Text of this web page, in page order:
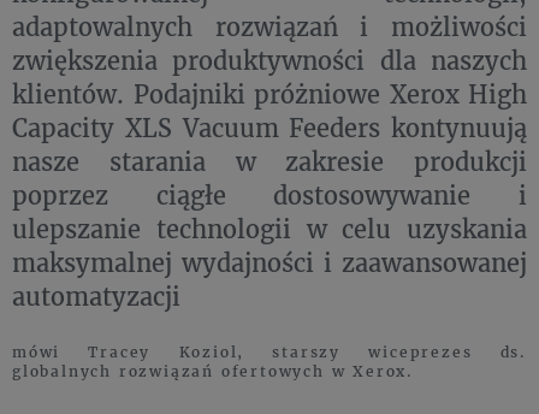
adaptowalnych rozwiązań i możliwości
zwiększenia produktywności dla naszych
klientów. Podajniki próżniowe Xerox High
Capacity XLS Vacuum Feeders kontynuują
nasze starania w zakresie produkcji
poprzez ciągłe dostosowywanie i
ulepszanie technologii w celu uzyskania
maksymalnej wydajności i zaawansowanej
automatyzacji
mówi Tracey Koziol, starszy wiceprezes ds.
globalnych rozwiązań ofertowych w Xerox.